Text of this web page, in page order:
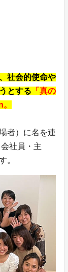
社会的使命や
とする 「真の
者）に名を連
社員・主
。